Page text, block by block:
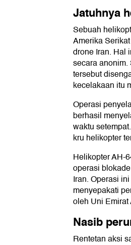
Jatuhnya
Sebuah
Amerika
drone Iran. Hal
secara
tersebut
kecelakaan itu
Operasi
berhasil
waktu
kru helikopter
Helikopter AH-
operasi
Iran. Operasi
menyepakati
oleh Uni
Nasib
Rentetan aksi